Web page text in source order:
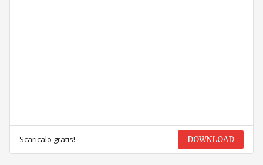
Scaricalo gratis! DOWNLOAD